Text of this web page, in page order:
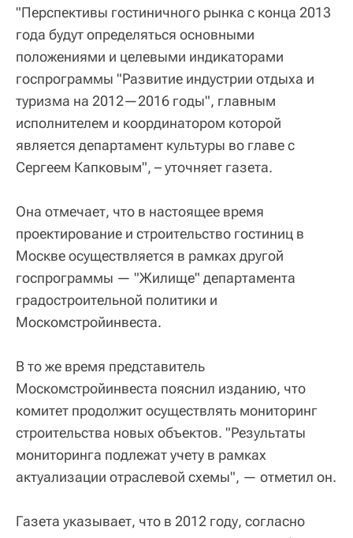
"Перспективы гостиничного рынка с конца 2013
года будут определяться основными
положениями и целевыми индикаторами
госпрограммы "Развитие индустрии отдыха и
туризма на 2012—2016 годы", главным
исполнителем и координатором которой
является департамент культуры во главе с
Сергеем Капковым", – уточняет газета.
Она отмечает, что в настоящее время
проектирование и строительство гостиниц в
Москве осуществляется в рамках другой
госпрограммы — "Жилище" департамента
градостроительной политики и
Москомстройинвеста.
В то же время представитель
Москомстройинвеста пояснил изданию, что
комитет продолжит осуществлять мониторинг
строительства новых объектов. "Результаты
мониторинга подлежат учету в рамках
актуализации отраслевой схемы", — отметил он.
Газета указывает, что в 2012 году, согласно